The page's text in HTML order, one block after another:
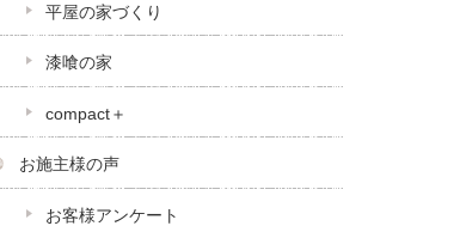
平屋の家づくり
漆喰の家
compact＋
お施主様の声
お客様アンケート